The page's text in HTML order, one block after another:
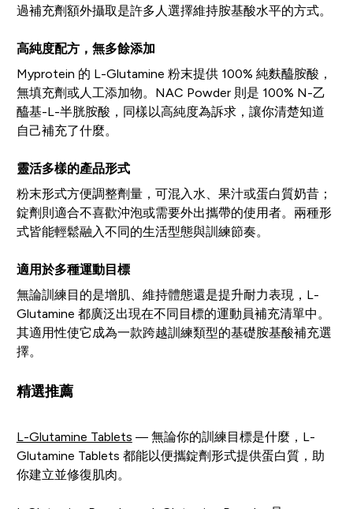
過補充劑額外攝取是許多人選擇維持胺基酸水平的方式。
高純度配方，無多餘添加
Myprotein 的 L-Glutamine 粉末提供 100% 純麩醯胺酸，
無填充劑或人工添加物。NAC Powder 則是 100% N-乙
醯基-L-半胱胺酸，同樣以高純度為訴求，讓你清楚知道
自己補充了什麼。
靈活多樣的產品形式
粉末形式方便調整劑量，可混入水、果汁或蛋白質奶昔；
錠劑則適合不喜歡沖泡或需要外出攜帶的使用者。兩種形
式皆能輕鬆融入不同的生活型態與訓練節奏。
適用於多種運動目標
無論訓練目的是增肌、維持體態還是提升耐力表現，L-
Glutamine 都廣泛出現在不同目標的運動員補充清單中。
其適用性使它成為一款跨越訓練類型的基礎胺基酸補充選
擇。
精選推薦
L-Glutamine Tablets — 無論你的訓練目標是什麼，L-
Glutamine Tablets 都能以便攜錠劑形式提供蛋白質，助
你建立並修復肌肉。